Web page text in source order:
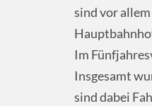
sind vor
Im
Insgesamt
sind dabei